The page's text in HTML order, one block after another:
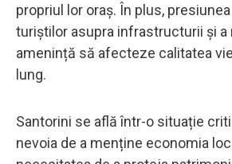
propriul lor oraș. În plus,
turiștilor asupra infrastructurii și
amenință să afecteze calitatea
lung.
Santorini se află într-o situație
nevoia de a menține economia